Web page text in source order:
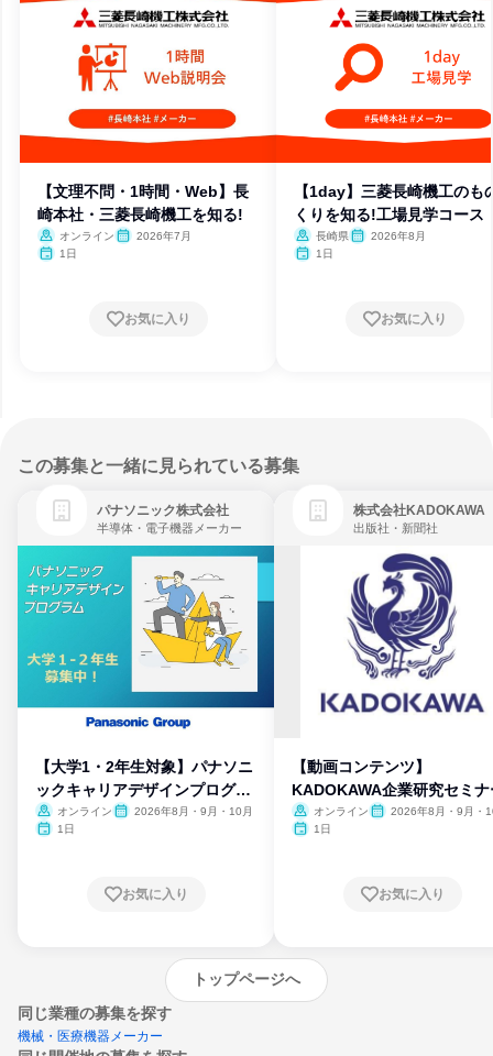
【文理不問・1時間・Web】長
崎本社・三菱長崎機工を知る!
オンライン
2026年7月
1日
お気に入り
【1day】三菱長崎機工のも
くりを知る!工場見学コース
長崎県
2026年8月
1日
お気に入り
この募集と一緒に見られている募集
パナソニック株式会社
半導体・電子機器メーカー
【大学1・2年生対象】パナソニ
ックキャリアデザインプログラ
ム
オンライン
2026年8月・9月・10月
1日
お気に入り
株式会社KADOKAWA
出版社・新聞社
【動画コンテンツ】
KADOKAWA企業研究セミナ
オンライン
2026年8月・9月・
1日
お気に入り
トップページへ
同じ業種の募集を探す
機械・医療機器メーカー